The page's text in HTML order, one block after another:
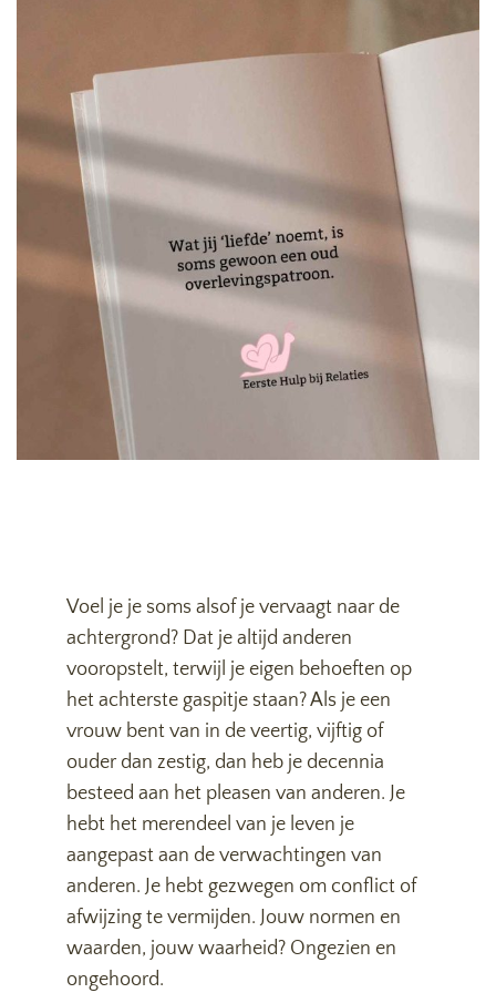
Voel je je soms alsof je vervaagt naar de
achtergrond? Dat je altijd anderen
vooropstelt, terwijl je eigen behoeften op
het achterste gaspitje staan? Als je een
vrouw bent van in de veertig, vijftig of
ouder dan zestig, dan heb je decennia
besteed aan het pleasen van anderen. Je
hebt het merendeel van je leven je
aangepast aan de verwachtingen van
anderen. Je hebt gezwegen om conflict of
afwijzing te vermijden. Jouw normen en
waarden, jouw waarheid? Ongezien en
ongehoord.